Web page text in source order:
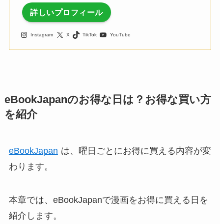
詳しいプロフィール
Instagram X TikTok YouTube
eBookJapanのお得な日は？お得な買い方
を紹介
eBookJapan は、曜日ごとにお得に買える内容が変
わります。
本章では、eBookJapanで漫画をお得に買える日を
紹介します。